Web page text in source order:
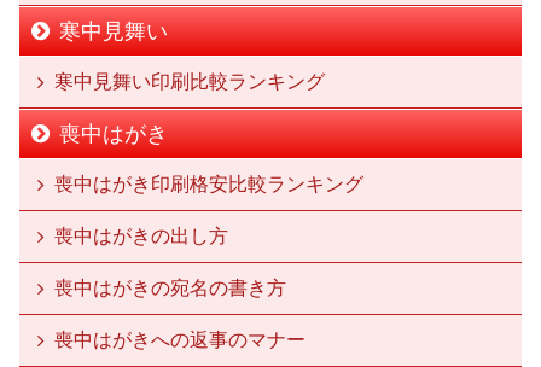
寒中見舞い
寒中見舞い印刷比較ランキング
喪中はがき
喪中はがき印刷格安比較ランキング
喪中はがきの出し方
喪中はがきの宛名の書き方
喪中はがきへの返事のマナー